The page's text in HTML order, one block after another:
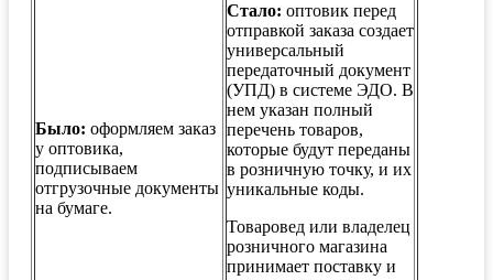
Было: оформляем заказ
у оптовика,
подписываем
отгрузочные документы
на бумаге.
Стало: оптовик перед
отправкой заказа создает
универсальный
передаточный документ
(УПД) в системе ЭДО. В
нем указан полный
перечень товаров,
которые будут переданы
в розничную точку, и их
уникальные коды.
Товаровед или владелец
розничного магазина
принимает поставку и